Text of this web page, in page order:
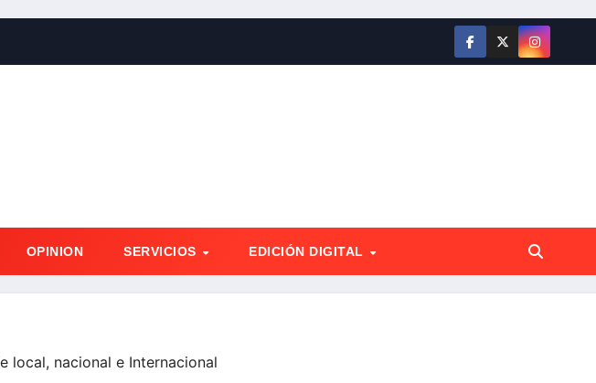
OPINION SERVICIOS EDICIÓN DIGITAL
local, nacional e Internacional